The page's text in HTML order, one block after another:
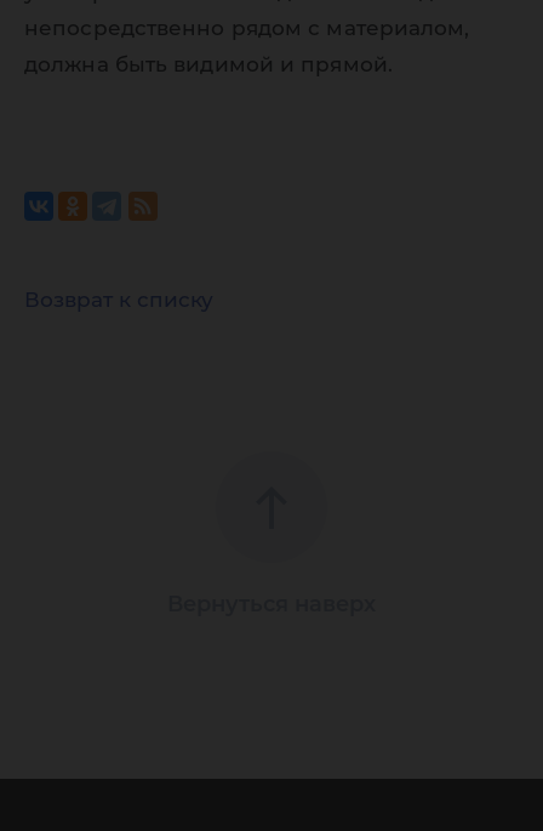
непосредственно рядом с материалом,
должна быть видимой и прямой.
Возврат к списку